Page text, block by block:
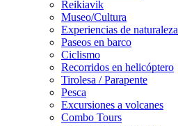
Reikiavik
Museo/Cultura
Experiencias de naturaleza
Paseos en barco
Ciclismo
Recorridos en helicóptero
Tirolesa / Parapente
Pesca
Excursiones a volcanes
Combo Tours